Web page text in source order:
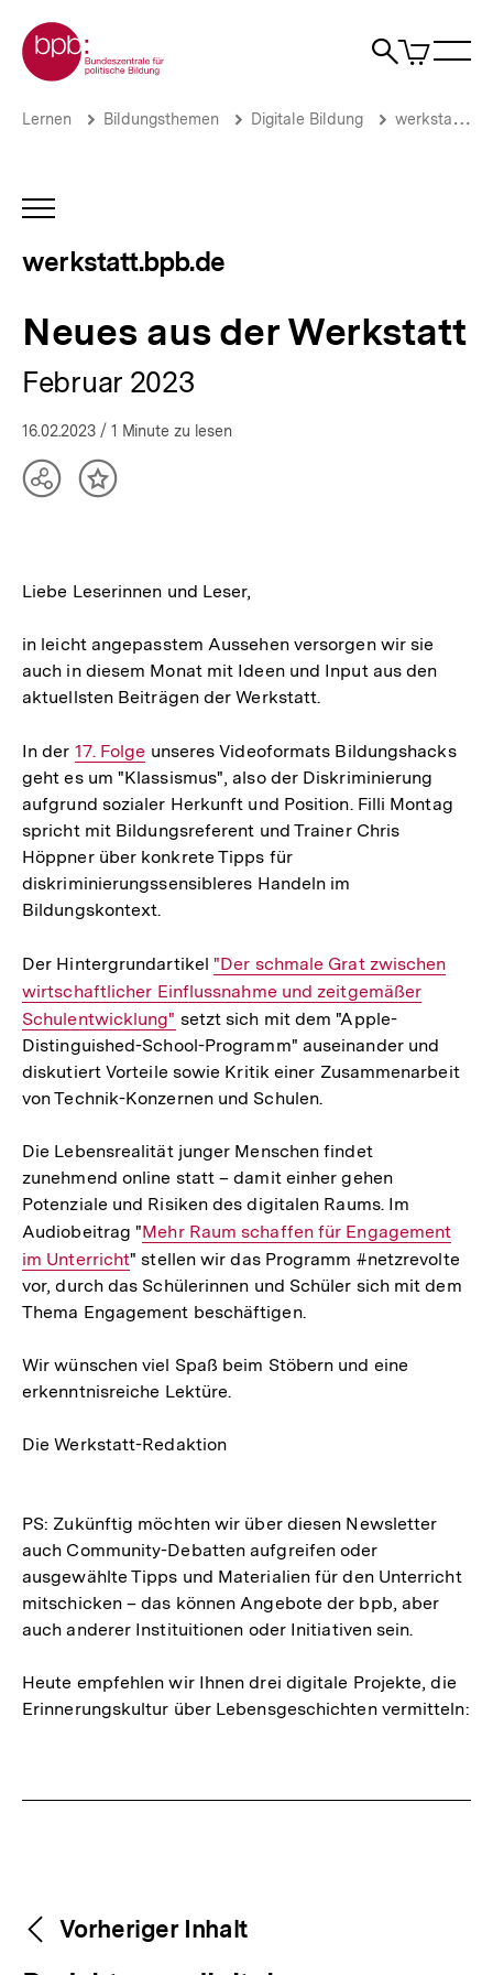
zum
Seiteninhalt
springen
Zur Startseite der bpb
Suche
Artikel
im
Neues
werkstatt.bpb.de
bpb.de
Brotkrümelnavigation
Pfadnavigation
Lernen Bildungsthemen Digitale Bildung werkstatt.bpb.de
INHALTSNAVIGATION
werkstatt.bpb.de
Neues aus der Werkstatt
Februar 2023
16.02.2023 / 1 Minute zu lesen
TeilenInhalt
Liebe Leserinnen und Leser,
in leicht angepasstem Aussehen versorgen wir sie
auch in diesem Monat mit Ideen und Input aus den
aktuellsten Beiträgen der Werkstatt.
In der Interner
Link:
17. Folge unseres Videoformats Bildungshacks
geht es um "Klassismus", also der Diskriminierung
aufgrund sozialer Herkunft und Position. Filli Montag
spricht mit Bildungsreferent und Trainer Chris
Höppner über konkrete Tipps für
diskriminierungssensibleres Handeln im
Bildungskontext.
Der HintergrundartikelInterner
Link:
"Der schmale Grat zwischen
wirtschaftlicher Einflussnahme und zeitgemäßer
Schulentwicklung" setzt sich mit dem "Apple-
Distinguished-School-Programm" auseinander und
diskutiert Vorteile sowie Kritik einer Zusammenarbeit
von Technik-Konzernen und Schulen.
Die Lebensrealität junger Menschen findet
zunehmend online statt – damit einher gehen
Potenziale und Risiken des digitalen Raums. Im
Audiobeitrag "Interner
Link:
Mehr Raum schaffen für Engagement
im Unterricht" stellen wir das Programm #netzrevolte
vor, durch das Schülerinnen und Schüler sich mit dem
Thema Engagement beschäftigen.
Wir wünschen viel Spaß beim Stöbern und eine
erkenntnisreiche Lektüre.
Die Werkstatt-Redaktion
PS: Zukünftig möchten wir über diesen Newsletter
auch Community-Debatten aufgreifen oder
ausgewählte Tipps und Materialien für den Unterricht
mitschicken – das können Angebote der bpb, aber
auch anderer Instituitionen oder Initiativen sein.
Heute empfehlen wir Ihnen drei digitale Projekte, die
Erinnerungskultur über Lebensgeschichten vermitteln:
Weitere
Content-
Navigation
Vorheriger Inhalt